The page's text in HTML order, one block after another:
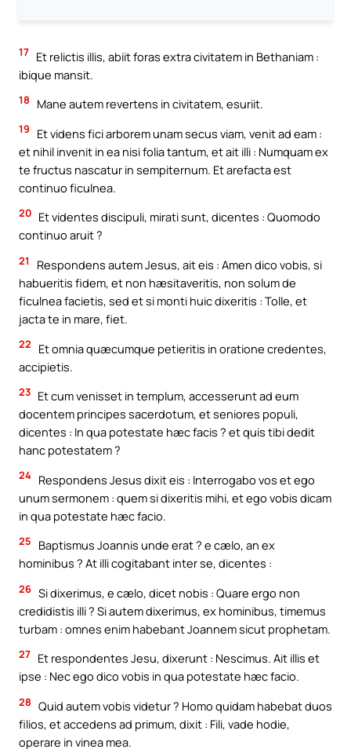
17 Et relictis illis, abiit foras extra civitatem in Bethaniam :
ibique mansit.
18 Mane autem revertens in civitatem, esuriit.
19
Et videns fici arborem unam secus viam, venit ad eam :
et nihil invenit in ea nisi folia tantum, et ait illi : Numquam ex
te fructus nascatur in sempiternum. Et arefacta est
continuo ficulnea.
20 Et videntes discipuli, mirati sunt, dicentes : Quomodo
continuo aruit ?
21
Respondens autem Jesus, ait eis : Amen dico vobis, si
habueritis fidem, et non hæsitaveritis, non solum de
ficulnea facietis, sed et si monti huic dixeritis : Tolle, et
jacta te in mare, fiet.
22
Et omnia quæcumque petieritis in oratione credentes,
accipietis.
23 Et cum venisset in templum, accesserunt ad eum
docentem principes sacerdotum, et seniores populi,
dicentes : In qua potestate hæc facis ? et quis tibi dedit
hanc potestatem ?
24 Respondens Jesus dixit eis : Interrogabo vos et ego
unum sermonem : quem si dixeritis mihi, et ego vobis dicam
in qua potestate hæc facio.
25
Baptismus Joannis unde erat ? e cælo, an ex
hominibus ? At illi cogitabant inter se, dicentes :
26 Si dixerimus, e cælo, dicet nobis : Quare ergo non
credidistis illi ? Si autem dixerimus, ex hominibus, timemus
turbam : omnes enim habebant Joannem sicut prophetam.
27 Et respondentes Jesu, dixerunt : Nescimus. Ait illis et
ipse : Nec ego dico vobis in qua potestate hæc facio.
28 Quid autem vobis videtur ? Homo quidam habebat duos
filios, et accedens ad primum, dixit : Fili, vade hodie,
operare in vinea mea.